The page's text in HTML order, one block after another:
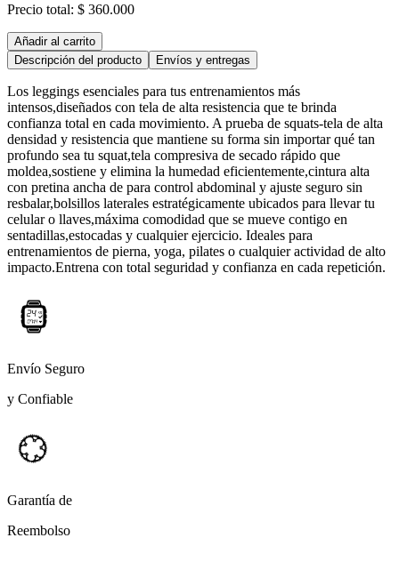
Precio total: $ 360.000
Añadir al carrito
Descripción del producto
Envíos y entregas
Los leggings esenciales para tus entrenamientos más
intensos,diseñados con tela de alta resistencia que te brinda
confianza total en cada movimiento. A prueba de squats-tela de alta
densidad y resistencia que mantiene su forma sin importar qué tan
profundo sea tu squat,tela compresiva de secado rápido que
moldea,sostiene y elimina la humedad eficientemente,cintura alta
con pretina ancha de para control abdominal y ajuste seguro sin
resbalar,bolsillos laterales estratégicamente ubicados para llevar tu
celular o llaves,máxima comodidad que se mueve contigo en
sentadillas,estocadas y cualquier ejercicio. Ideales para
entrenamientos de pierna, yoga, pilates o cualquier actividad de alto
impacto.Entrena con total seguridad y confianza en cada repetición.
Envío Seguro
y Confiable
Garantía de
Reembolso